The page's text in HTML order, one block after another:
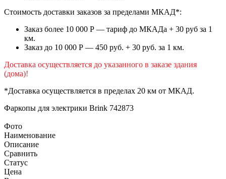
Стоимость доставки заказов за пределами МКАД*:
Заказ более 10 000 Р — тариф до МКАДа + 30 руб за 1
км.
Заказ до 10 000 Р — 450 руб. + 30 руб. за 1 км.
Доставка осуществляется до указанного в заказе здания
(дома)!
*Доставка осуществляется в пределах 20 км от МКАД.
Фаркопы для электрики Brink 742873
Фото
Наименование
Описание
Сравнить
Статус
Цена